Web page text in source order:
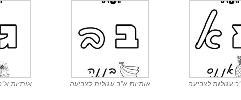
עגולות לצביעה אותיות א”ב עגולות לצביעה אותיות